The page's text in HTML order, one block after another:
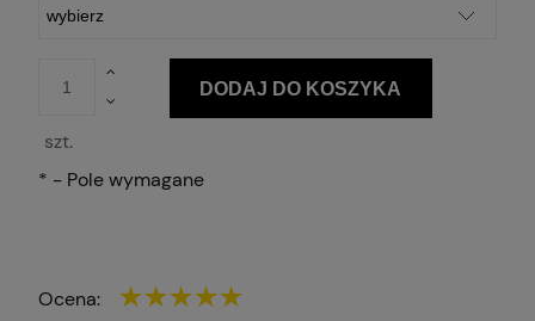
szt.
DODAJ DO KOSZYKA
* - Pole wymagane
Ocena: